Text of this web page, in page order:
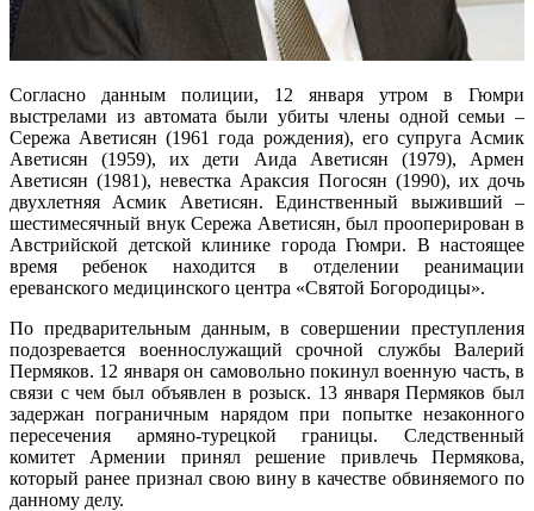
Согласно данным полиции, 12 января утром в Гюмри
выстрелами из автомата были убиты члены одной семьи –
Сережа Аветисян (1961 года рождения), его супруга Асмик
Аветисян (1959), их дети Аида Аветисян (1979), Армен
Аветисян (1981), невестка Араксия Погосян (1990), их дочь
двухлетняя Асмик Аветисян. Единственный выживший –
шестимесячный внук Сережа Аветисян, был прооперирован в
Австрийской детской клинике города Гюмри. В настоящее
время ребенок находится в отделении реанимации
ереванского медицинского центра «Святой Богородицы».
По предварительным данным, в совершении преступления
подозревается военнослужащий срочной службы Валерий
Пермяков. 12 января он самовольно покинул военную часть, в
связи с чем был объявлен в розыск. 13 января Пермяков был
задержан пограничным нарядом при попытке незаконного
пересечения армяно-турецкой границы. Следственный
комитет Армении принял решение привлечь Пермякова,
который ранее признал свою вину в качестве обвиняемого по
данному делу.